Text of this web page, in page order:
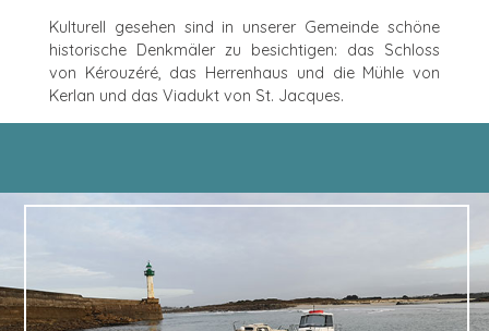
Kulturell gesehen sind in unserer Gemeinde schöne
historische Denkmäler zu besichtigen: das Schloss
von Kérouzéré, das Herrenhaus und die Mühle von
Kerlan und das Viadukt von St. Jacques.